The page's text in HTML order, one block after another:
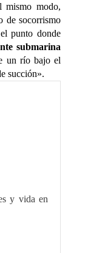
mismo modo,
de socorrismo
punto donde
submarina
un río bajo el
succión».
y vida en